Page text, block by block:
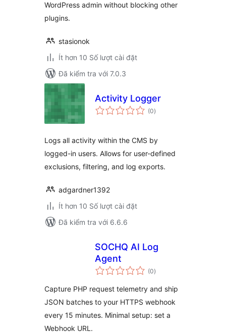
WordPress admin without blocking other
plugins.
stasionok
Ít hơn 10 Số lượt cài đặt
Đã kiểm tra với 7.0.3
Activity Logger
(0tổng
đánh
)
Logs all activity within the CMS by
logged-in users. Allows for user-defined
exclusions, filtering, and log exports.
adgardner1392
Ít hơn 10 Số lượt cài đặt
Đã kiểm tra với 6.6.6
SOCHQ AI Log
Agent
(0tổng
đánh
)
Capture PHP request telemetry and ship
JSON batches to your HTTPS webhook
every 15 minutes. Minimal setup: set a
Webhook URL.